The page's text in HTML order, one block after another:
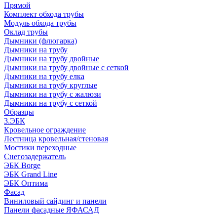
Прямой
Комплект обхода трубы
Модуль обхода трубы
Оклад трубы
Дымники (флюгарка)
Дымники на трубу
Дымники на трубу двoйные
Дымники на трубу двoйные с сеткой
Дымники на трубу елка
Дымники на трубу круглые
Дымники на трубу с жалюзи
Дымники на трубу с сеткой
Образцы
3.ЭБК
Кровельное ограждение
Лестница кровельная/стеновая
Мостики переходные
Снегозадержатель
ЭБК Borge
ЭБК Grand Line
ЭБК Оптима
Фасад
Виниловый сайдинг и панели
Панели фасадные ЯФАСАД